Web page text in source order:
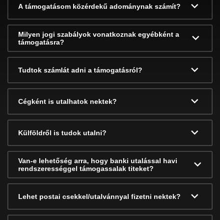
A támogatásom közérdekű adománynak számít?
Milyen jogi szabályok vonatkoznak egyébként a
támogatásra?
Tudtok számlát adni a támogatásról?
Cégként is utalhatok nektek?
Külföldről is tudok utalni?
Van-e lehetőség arra, hogy banki utalással havi
rendszerességgel támogassalak titeket?
Lehet postai csekkel/utalvánnyal fizetni nektek?